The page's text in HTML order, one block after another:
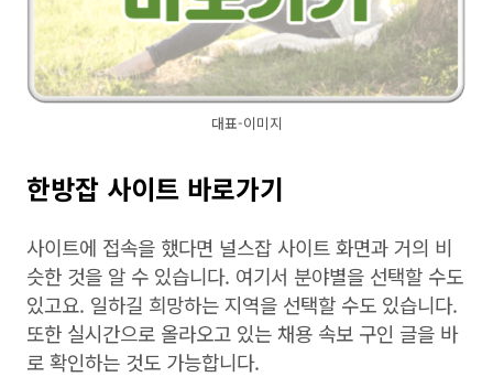
대표-이미지
한방잡 사이트 바로가기
사이트에 접속을 했다면 널스잡 사이트 화면과 거의 비
슷한 것을 알 수 있습니다. 여기서 분야별을 선택할 수도
있고요. 일하길 희망하는 지역을 선택할 수도 있습니다.
또한 실시간으로 올라오고 있는 채용 속보 구인 글을 바
로 확인하는 것도 가능합니다.